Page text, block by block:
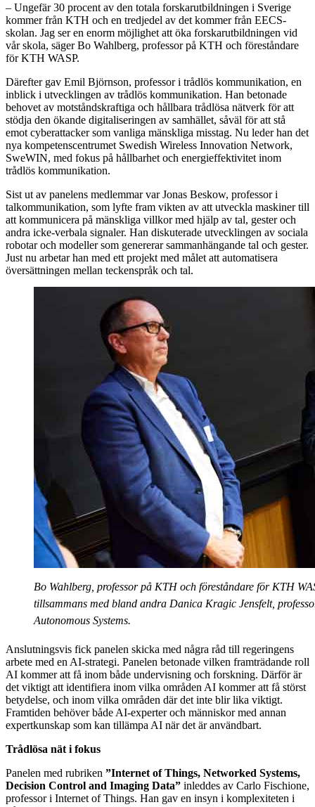
– Ungefär 30 procent av den totala forskarutbildningen i Sverige
kommer från KTH och en tredjedel av det kommer från EECS-
skolan. Jag ser en enorm möjlighet att öka forskarutbildningen vid
vår skola, säger Bo Wahlberg, professor på KTH och föreståndare
för KTH WASP.
Därefter gav Emil Björnson, professor i trådlös kommunikation, en
inblick i utvecklingen av trådlös kommunikation. Han betonade
behovet av motståndskraftiga och hållbara trådlösa nätverk för att
stödja den ökande digitaliseringen av samhället, såväl för att stå
emot cyberattacker som vanliga mänskliga misstag. Nu leder han det
nya kompetenscentrumet Swedish Wireless Innovation Network,
SweWIN, med fokus på hållbarhet och energieffektivitet inom
trådlös kommunikation.
Sist ut av panelens medlemmar var Jonas Beskow, professor i
talkommunikation, som lyfte fram vikten av att utveckla maskiner till
att kommunicera på mänskliga villkor med hjälp av tal, gester och
andra icke-verbala signaler. Han diskuterade utvecklingen av sociala
robotar och modeller som genererar sammanhängande tal och gester.
Just nu arbetar han med ett projekt med målet att automatisera
översättningen mellan teckenspråk och tal.
Bo Wahlberg, professor på KTH och föreståndare för KTH
tillsammans med bland andra Danica Kragic Jensfelt,
Autonomous Systems.
Anslutningsvis fick panelen skicka med några råd till regeringens
arbete med en AI-strategi. Panelen betonade vilken framträdande roll
AI kommer att få inom både undervisning och forskning. Därför är
det viktigt att identifiera inom vilka områden AI kommer att få störst
betydelse, och inom vilka områden där det inte blir lika viktigt.
Framtiden behöver både AI-experter och människor med annan
expertkunskap som kan tillämpa AI när det är användbart.
Trådlösa nät i fokus
Panelen med rubriken ”Internet of Things, Networked Systems,
Decision Control and Imaging Data” inleddes av Carlo Fischione,
professor i Internet of Things. Han gav en insyn i komplexiteten i